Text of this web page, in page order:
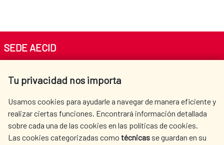
Tu privacidad nos importa
Usamos cookies para ayudarle a navegar de manera eficiente y
realizar ciertas funciones. Encontrará información detallada
sobre cada una de las cookies en las políticas de cookies.
Las cookies categorizadas como técnicas se guardan en su
SEDE AECID
Tel. +34 900 20 30 54​​​​​​​
AECID
WHERE DO WE COOPERATE?